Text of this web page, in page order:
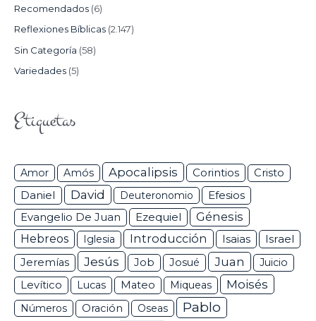
Recomendados (6)
Reflexiones Bíblicas (2.147)
Sin Categoría (58)
Variedades (5)
Etiquetas
Amor Amós Apocalipsis Corintios Cristo
Daniel David Deuteronomio Efesios
Evangelio De Juan Ezequiel
Génesis
Hebreos
Iglesia Introducción Isaias Israel
Jeremías Jesús Job Josué Juan
Juicio
Levítico
Lucas Mateo Miqueas Moisés
Números Oración Oseas Pablo